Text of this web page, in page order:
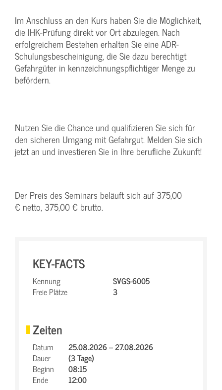
Im Anschluss an den Kurs haben Sie die Möglichkeit,
die IHK-Prüfung direkt vor Ort abzulegen. Nach
erfolgreichem Bestehen erhalten Sie eine ADR-
Schulungsbescheinigung, die Sie dazu berechtigt
Gefahrgüter in kennzeichnungspflichtiger Menge zu
befördern.
Nutzen Sie die Chance und qualifizieren Sie sich für
den sicheren Umgang mit Gefahrgut. Melden Sie sich
jetzt an und investieren Sie in Ihre berufliche Zukunft!
Der Preis des Seminars beläuft sich auf 375,00
€ netto, 375,00 € brutto.
KEY-FACTS
Kennung
SVGS-6005
Freie Plätze
3
Zeiten
Datum
25.08.2026 – 27.08.2026
Dauer
(3 Tage)
Beginn
08:15
Ende
12:00